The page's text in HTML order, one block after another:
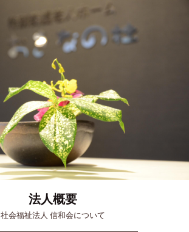
法人概要
社会福祉法人 信和会について